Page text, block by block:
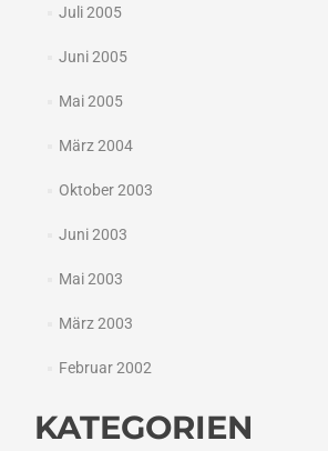
Juli 2005
Juni 2005
Mai 2005
März 2004
Oktober 2003
Juni 2003
Mai 2003
März 2003
Februar 2002
KATEGORIEN